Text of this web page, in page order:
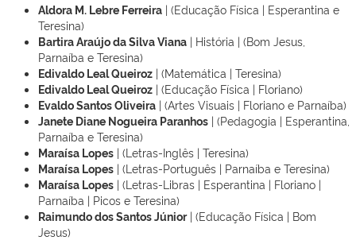
Aldora M. Lebre Ferreira | (Educação Física | Esperantina e
Teresina)
Bartira Araújo da Silva Viana | História | (Bom Jesus,
Parnaíba e Teresina)
Edivaldo Leal Queiroz | (Matemática | Teresina)
Edivaldo Leal Queiroz | (Educação Física | Floriano)
Evaldo Santos Oliveira | (Artes Visuais | Floriano e Parnaíba)
Janete Diane Nogueira Paranhos | (Pedagogia | Esperantina,
Parnaíba e Teresina)
Maraísa Lopes | (Letras-Inglês | Teresina)
Maraísa Lopes | (Letras-Português | Parnaíba e Teresina)
Maraísa Lopes | (Letras-Libras | Esperantina | Floriano |
Parnaíba | Picos e Teresina)
Raimundo dos Santos Júnior| (Educação Física | Bom
Jesus)